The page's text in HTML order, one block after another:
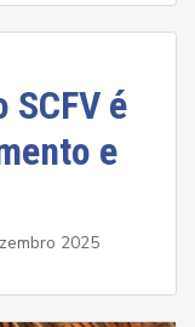
é
e
2025